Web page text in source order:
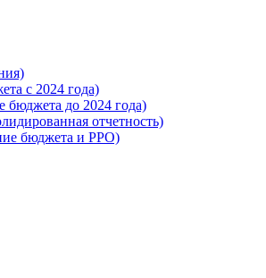
с 2024 года)
до 2024 года)
отчетность)
бюджета и РРО)